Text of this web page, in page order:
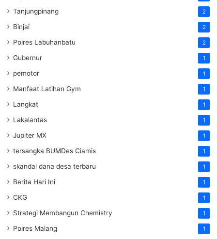
Tanjungpinang 2
Binjai 2
Polres Labuhanbatu 2
Gubernur 1
pemotor 1
Manfaat Latihan Gym 1
Langkat 1
Lakalantas 1
Jupiter MX 1
tersangka BUMDes Ciamis 1
skandal dana desa terbaru 1
Berita Hari Ini 1
CKG 1
Strategi Membangun Chemistry 1
Polres Malang 1